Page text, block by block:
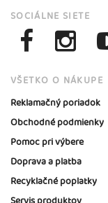
SOCIÁLNE SIETE
VŠETKO O NÁKUPE
Reklamačný poriadok
Obchodné podmienky
Pomoc pri výbere
Doprava a platba
Recyklačné poplatky